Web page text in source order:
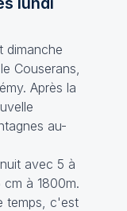
dimanche
Couserans,
Après la
au-
avec 5 à
cm à 1800m.
temps, c'est